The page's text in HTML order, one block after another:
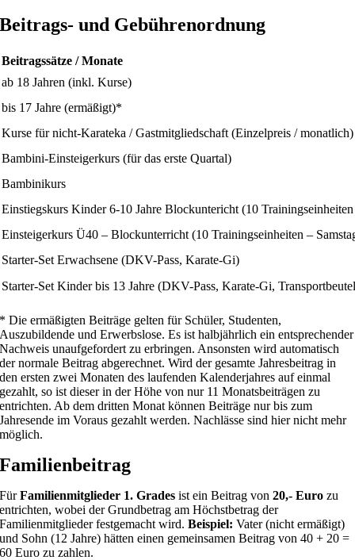
Beitrags- und Gebührenordnung
Beitragssätze / Monate
ab 18 Jahren (inkl. Kurse)
bis 17 Jahre (ermäßigt)*
Kurse für nicht-Karateka / Gastmitgliedschaft (Einzelpreis / monatlich)
Bambini-Einsteigerkurs (für das erste Quartal)
Bambinikurs
Einstiegskurs Kinder 6-10 Jahre Blockuntericht (10
Einsteigerkurs Ü40 – Blockunterricht (10 Trainingseinheiten –
Starter-Set Erwachsene (DKV-Pass, Karate-Gi)
Starter-Set Kinder bis 13 Jahre (DKV-Pass, Karate-Gi,
* Die ermäßigten Beiträge gelten für Schüler, Studenten,
Auszubildende und Erwerbslose. Es ist halbjährlich ein entsprechender
Nachweis unaufgefordert zu erbringen. Ansonsten wird automatisch
der normale Beitrag abgerechnet. Wird der gesamte Jahresbeitrag in
den ersten zwei Monaten des laufenden Kalenderjahres auf einmal
gezahlt, so ist dieser in der Höhe von nur 11 Monatsbeiträgen zu
entrichten. Ab dem dritten Monat können Beiträge nur bis zum
Jahresende im Voraus gezahlt werden. Nachlässe sind hier nicht mehr
möglich.
Familienbeitrag
FürFamilienmitglieder 1. Grades ist ein Beitrag von20,- Euro zu
entrichten, wobei der Grundbetrag am Höchstbetrag der
Familienmitglieder festgemacht wird.Beispiel: Vater (nicht ermäßigt)
und Sohn (12 Jahre) hätten einen gemeinsamen Beitrag von 40 + 20 =
60 Euro zu zahlen.